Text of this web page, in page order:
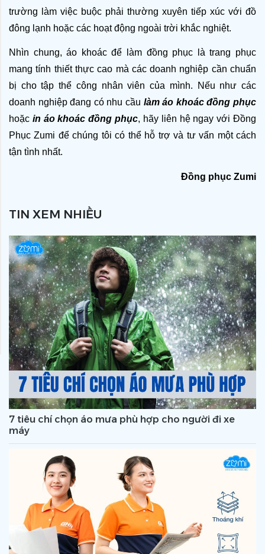
TIN XEM NHIỀU
7 tiêu chí chọn áo mưa phù hợp cho người đi xe
máy
trường làm việc buộc phải thường xuyên tiếp xúc với đồ
đông lạnh hoặc các hoạt động ngoài trời khắc nghiệt.
Nhìn chung, áo khoác để làm đồng phục là trang phục
mang tính thiết thực cao mà các doanh nghiệp cần chuẩn
bị cho tập thể công nhân viên của mình. Nếu như các
doanh nghiệp đang có nhu cầu làm áo khoác đồng phục
hoặc in áo khoác đồng phục, hãy liên hệ ngay với Đồng
Phục Zumi để chúng tôi có thể hỗ trợ và tư vấn một cách
tận tình nhất.
Đồng phục Zumi